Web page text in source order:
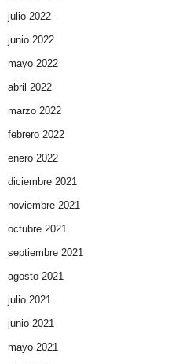
julio 2022
junio 2022
mayo 2022
abril 2022
marzo 2022
febrero 2022
enero 2022
diciembre 2021
noviembre 2021
octubre 2021
septiembre 2021
agosto 2021
julio 2021
junio 2021
mayo 2021